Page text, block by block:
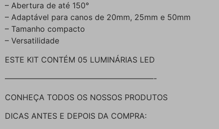
– Abertura de até 150°
– Adaptável para canos de 20mm, 25mm e 50mm
– Tamanho compacto
– Versatilidade
ESTE KIT CONTÉM 05 LUMINÁRIAS LED
———————————————————-
CONHEÇA TODOS OS NOSSOS PRODUTOS
DICAS ANTES E DEPOIS DA COMPRA: